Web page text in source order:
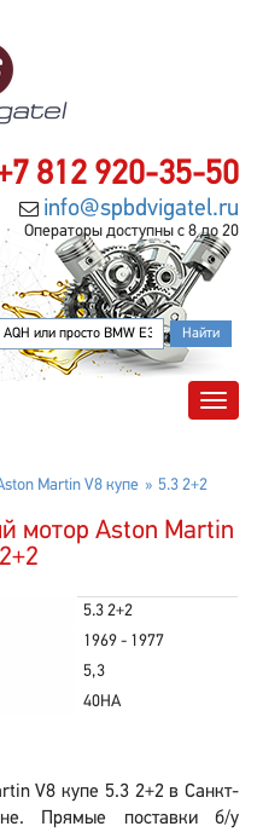
812 920-35-50
info@spbdvigatel.ru
Операторы доступны с 8 до 20
Martin V8 купе 5.3 2+2
мотор Aston Martin
5.3 2+2
1969 - 1977
5,3
40HA
V8 купе 5.3 2+2 в Санкт-
Прямые поставки б/у